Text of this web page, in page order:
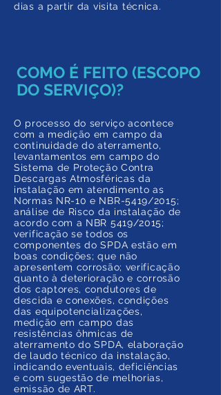
dias a partir da visita técnica.
COMO É FEITO (ESCOPO
DO SERVIÇO)?
O processo do serviço acontece
com a medição em campo da
continuidade do aterramento,
levantamentos em campo do
Sistema de Proteção Contra
Descargas Atmosféricas da
instalação em atendimento as
Normas NR-10 e NBR-5419/2015;
análise de Risco da instalação de
acordo com a NBR 5419/2015;
verificação se todos os
componentes do SPDA estão em
boas condições; que não
apresentem corrosão; verificação
quanto à deterioração e corrosão
dos captores, condutores de
descida e conexões, condições
das equipotencializações,
medição em campo das
resistências ôhmicas de
aterramento do SPDA, elaboração
de laudo técnico da instalação,
indicando eventuais, deficiências
e com sugestão de melhorias,
emissão de ART.